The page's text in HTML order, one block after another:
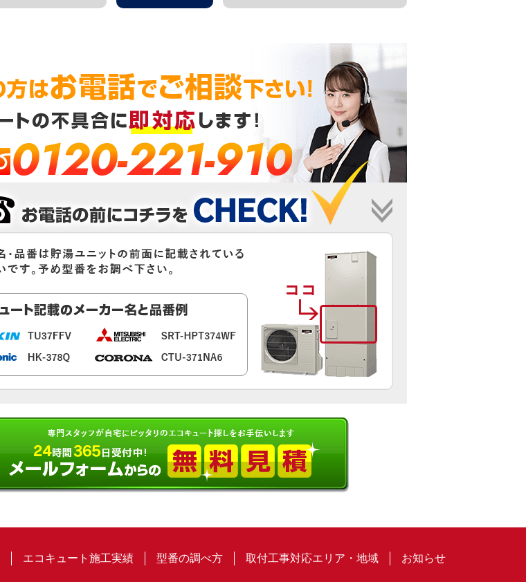
0120-221-910
エコキュート施工実績 型番の調べ方 取付工事対応エリア・地域 お知らせ